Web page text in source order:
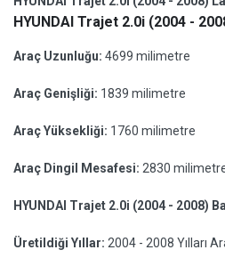
HYUNDAI Trajet 2.0i (2004 -
Araç Uzunluğu: 4699 milimetre
Araç Genişliği: 1839 milimetre
Araç Yüksekliği: 1760 milimetre
Araç Dingil Mesafesi: 2830
HYUNDAI Trajet 2.0i (2004 - 2008)
Üretildiği Yıllar: 2004 - 2008 Yılları